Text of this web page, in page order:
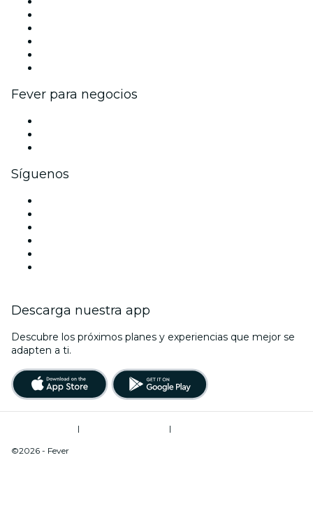
Fever para negocios
Síguenos
Descarga nuestra app
Descubre los próximos planes y experiencias que mejor se
adapten a ti.
|
|
©2026 - Fever